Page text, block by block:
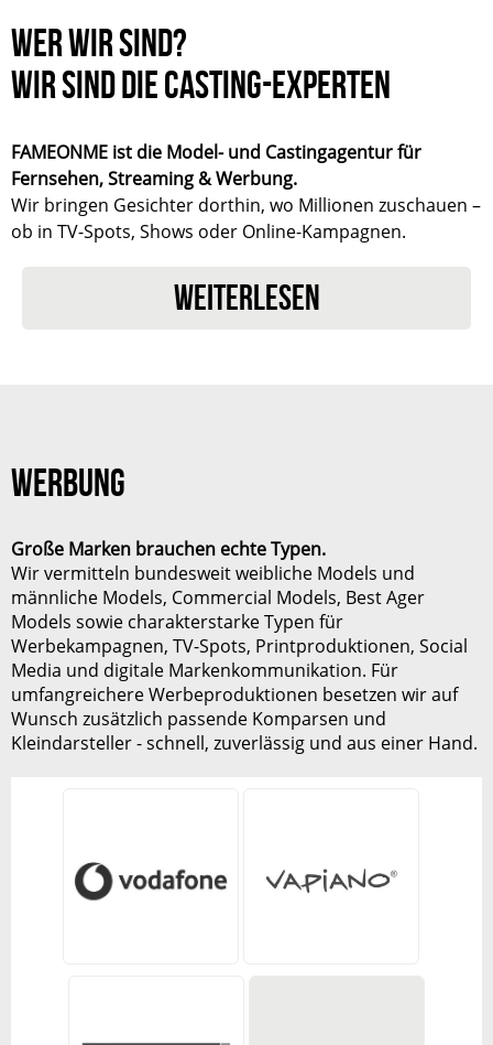
WER WIR SIND?
WIR SIND DIE CASTING-EXPERTEN
FAMEONME ist die Model- und Castingagentur für
Fernsehen, Streaming & Werbung.
Wir bringen Gesichter dorthin, wo Millionen zuschauen –
ob in TV-Spots, Shows oder Online-Kampagnen.
Als Full-Service-Agentur mit Sitz in Köln übernehmen wir
den kompletten Casting-Prozess: von der bundesweiten
Seit über 18 Jahren bringen wir Menschen ins
Heute zählt FAMEONME zu den führenden Agenturen
der deutschen TV- und Werbebranche – und ist für viele
Produktionsfirmen, TV-Sender und Marken erste
Anlaufstelle.
Geführt vonAndreas Donat&Giuseppe Gennaro
arbeiten in Köln & Lüdenscheid feste und freie Casting-
Profis mit einem Ziel:Menschen sichtbar machen.
WEITERLESEN
WERBUNG
Große Marken brauchen echte Typen.
Wir vermitteln bundesweitweibliche Models und
männliche Models, Commercial Models, Best Ager
Models sowie charakterstarke Typen für
Werbekampagnen, TV-Spots, Printproduktionen, Social
Media und digitale Markenkommunikation. Für
umfangreichere Werbeproduktionen besetzen wir auf
Wunsch zusätzlich passende Komparsen und
Kleindarsteller- schnell, zuverlässig und aus einer Hand.